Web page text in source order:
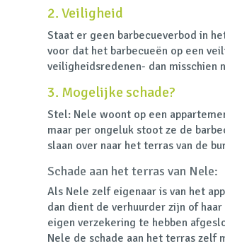
2. Veiligheid
Staat er geen barbecueverbod in
voor dat het barbecueën op een
veiligheidsredenen- dan
3. Mogelijke schade?
Stel: Nele woont op een
maar per ongeluk stoot ze de
slaan over naar het terras van de
Schade aan het terras van Nele:
Als Nele zelf eigenaar is van het
dan dient de verhuurder zijn of
eigen verzekering te hebben
Nele de schade aan het terras zelf